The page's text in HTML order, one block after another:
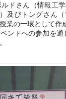
ドさん（情報工
及びトングさん
業の一環として作
ントへの参加を通